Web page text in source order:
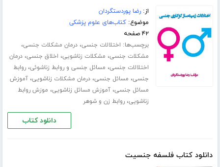
از:رضا پوردستگردان
موضوع:کتاب‌های علوم پزشکی
۴۲ صفحه
برچسب‌ها: اختلالات جنسی،درمان مشکلات جنسی،
مشکلات جنسی، مشکلات زناشویی، اخلاق جنسی،درمان
اختلالات جنسی، مسائل جنسی و روابط زناشوئی،روابط
جنسی، مسائل جنسی،درمان مشکلات زناشویی،آموزش
مسائل جنسی،آموزش مسائل زناشویی، موزش روابط
زناشویی،روابط زن و شوهر
دانلود کتاب
دانلود کتاب فلسفه جنسیت